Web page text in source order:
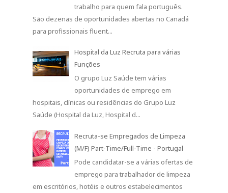
trabalho para quem fala português.
São dezenas de oportunidades abertas no Canadá
para profissionais fluent...
Hospital da Luz Recruta para várias
Funções
O grupo Luz Saúde tem várias
oportunidades de emprego em
hospitais, clínicas ou residências do Grupo Luz
Saúde (Hospital da Luz, Hospital d...
Recruta-se Empregados de Limpeza
(M/F) Part-Time/Full-Time - Portugal
Pode candidatar-se a várias ofertas de
emprego para trabalhador de limpeza
em escritórios, hotéis e outros estabelecimentos